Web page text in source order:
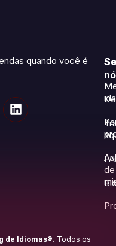
quando você é
de
de Idiomas®. Todos os